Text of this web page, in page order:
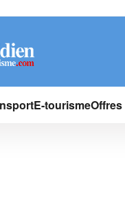
E-tourisme